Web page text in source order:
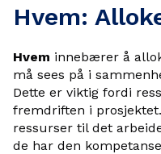
Hvem:
Hvem innebærer å
må sees på i
Dette er viktig fordi
fremdriften i
ressurser til det
de har den